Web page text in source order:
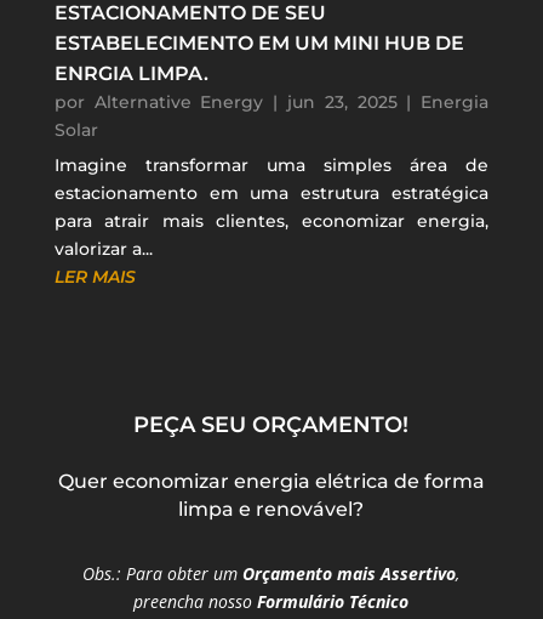
ESTACIONAMENTO DE SEU
ESTABELECIMENTO EM UM MINI HUB DE
ENRGIA LIMPA.
por Alternative Energy | jun 23, 2025| Energia
Solar
Imagine transformar uma simples área de
estacionamento em uma estrutura estratégica
para atrair mais clientes, economizar energia,
valorizar a...
LER MAIS
PEÇA SEU ORÇAMENTO!
Quer economizar energia elétrica de forma
limpa e renovável?
Obs.: Para obter um Orçamento mais Assertivo,
preencha nossoFormulário Técnico